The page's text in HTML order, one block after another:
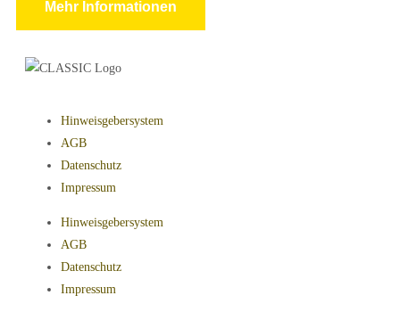
Mehr Informationen
Hinweisgebersystem
AGB
Datenschutz
Impressum
Hinweisgebersystem
AGB
Datenschutz
Impressum